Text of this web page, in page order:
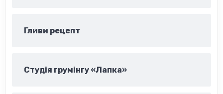
Гливи рецепт
Студія грумінгу «Лапка»